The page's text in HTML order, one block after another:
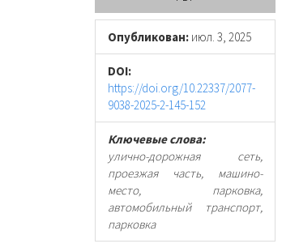
панель
статьи
Опубликован: июл. 3, 2025
DOI:
https://doi.org/10.22337/2077-
9038-2025-2-145-152
Ключевые слова:
улично-дорожная сеть,
проезжая часть, машино-
место, парковка,
автомобильный транспорт,
парковка